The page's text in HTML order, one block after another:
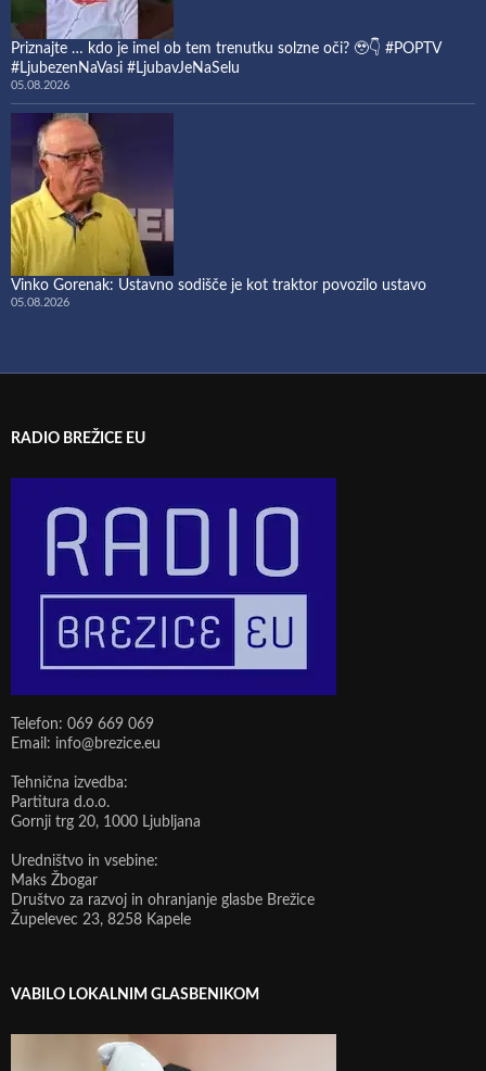
Priznajte … kdo je imel ob tem trenutku solzne oči? 🥹👇 #POPTV
#LjubezenNaVasi #LjubavJeNaSelu
05.08.2026
Vinko Gorenak: Ustavno sodišče je kot traktor povozilo ustavo
05.08.2026
RADIO BREŽICE EU
Telefon: 069 669 069
Email: info@brezice.eu
Tehnična izvedba:
Partitura d.o.o.
Gornji trg 20, 1000 Ljubljana
Uredništvo in vsebine:
Maks Žbogar
Društvo za razvoj in ohranjanje glasbe Brežice
Župelevec 23, 8258 Kapele
VABILO LOKALNIM GLASBENIKOM